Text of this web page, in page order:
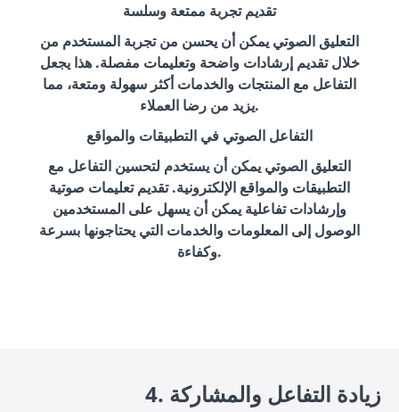
تقديم تجربة ممتعة وسلسة
التعليق الصوتي يمكن أن يحسن من تجربة المستخدم من
خلال تقديم إرشادات واضحة وتعليمات مفصلة. هذا يجعل
التفاعل مع المنتجات والخدمات أكثر سهولة ومتعة، مما
يزيد من رضا العملاء.
التفاعل الصوتي في التطبيقات والمواقع
التعليق الصوتي يمكن أن يستخدم لتحسين التفاعل مع
التطبيقات والمواقع الإلكترونية. تقديم تعليمات صوتية
وإرشادات تفاعلية يمكن أن يسهل على المستخدمين
الوصول إلى المعلومات والخدمات التي يحتاجونها بسرعة
وكفاءة.
4. زيادة التفاعل والمشاركة